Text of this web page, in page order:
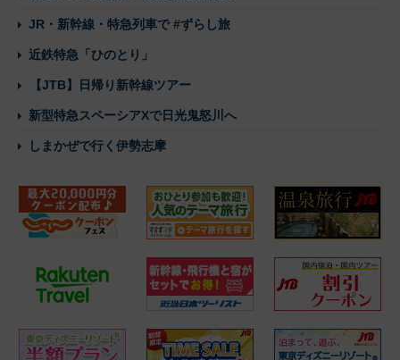
JR・新幹線・特急列車で #ずらし旅
近鉄特急「ひのとり」
【JTB】日帰り新幹線ツアー
新型特急スペーシアXで日光鬼怒川へ
しまかぜで行く伊勢志摩